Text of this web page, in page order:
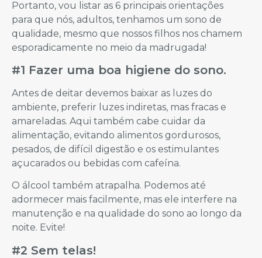
Portanto, vou listar as 6 principais orientações
para que nós, adultos, tenhamos um sono de
qualidade, mesmo que nossos filhos nos chamem
esporadicamente no meio da madrugada!
#1 Fazer uma boa higiene do sono.
Antes de deitar devemos baixar as luzes do
ambiente, preferir luzes indiretas, mas fracas e
amareladas. Aqui também cabe cuidar da
alimentação, evitando alimentos gordurosos,
pesados, de difícil digestão e os estimulantes
açucarados ou bebidas com cafeína.
O álcool também atrapalha. Podemos até
adormecer mais facilmente, mas ele interfere na
manutenção e na qualidade do sono ao longo da
noite. Evite!
#2 Sem telas!